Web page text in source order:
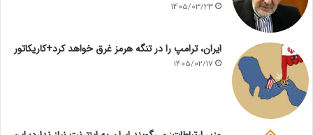
1405/03/23
ایران، ترامپ را در تنگه هرمز غرق خواهد کرد+کاریکاتور
1405/02/17